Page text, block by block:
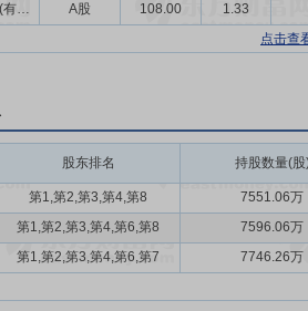
杭州富阳盛铭投资管理合伙企业(有限合伙)
A股 108.00
1.33
点击查
股东排名 持股数量(股
第1,第2,第3,第4,第8
7551.06万
第1,第2,第3,第4,第6,第8
7596.06万
第1,第2,第3,第4,第6,第7 7746.26万